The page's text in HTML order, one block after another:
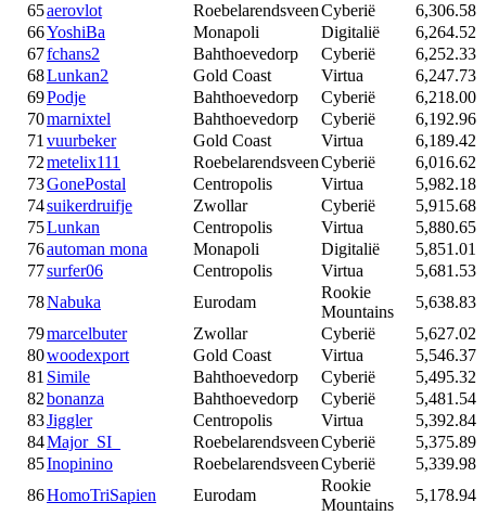
65aerovlot RoebelarendsveenCyberië
6,306.58
66YoshiBa Monapoli Digitalië
6,264.52
67fchans2 Bahthoevedorp Cyberië
6,252.33
68Lunkan2 Gold Coast Virtua
6,247.73
69Podje Bahthoevedorp Cyberië
6,218.00
70marnixtel Bahthoevedorp Cyberië
6,192.96
71 vuurbeker Gold Coast Virtua
6,189.42
72metelix111 RoebelarendsveenCyberië
6,016.62
73GonePostal Centropolis Virtua
5,982.18
74suikerdruifje Zwollar Cyberië
5,915.68
75Lunkan Centropolis Virtua
5,880.65
76automan mona Monapoli Digitalië
5,851.01
77surfer06 Centropolis Virtua
5,681.53
78Nabuka Eurodam
Rookie
Mountains
5,638.83
79marcelbuter Zwollar Cyberië
5,627.02
80woodexport Gold Coast Virtua
5,546.37
81 Simile Bahthoevedorp Cyberië
5,495.32
82bonanza Bahthoevedorp Cyberië
5,481.54
83Jiggler Centropolis Virtua
5,392.84
84Major_SI_ RoebelarendsveenCyberië
5,375.89
85Inopinino RoebelarendsveenCyberië
5,339.98
86HomoTriSapien Eurodam
Rookie
Mountains
5,178.94